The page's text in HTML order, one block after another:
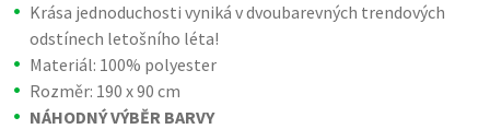
Krása jednoduchosti vyniká v dvoubarevných trendových
odstínech letošního léta!
Materiál: 100% polyester
Rozměr: 190 x 90 cm
NÁHODNÝ VÝBĚR BARVY